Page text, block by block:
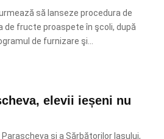
să lanseze procedura de
fructe proaspete în şcoli, după
de furnizare şi...
elevii ieșeni nu
şi a Sărbătorilor Iaşului,